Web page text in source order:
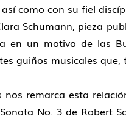
como con su fiel
Schumann, pieza
en un motivo de las
guiños musicales
nos remarca esta
No. 3 de Robert